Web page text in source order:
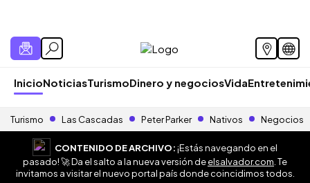
InicioNoticiasTurismoDinero y negociosVida
Turismo Las Cascadas Peter Parker Nativos Negocios
CONTENIDO DE ARCHIVO:¡Estás navegando en el
pasado! 🚀 Da el salto a la nueva versión deelsalvador.com . Te
invitamos a visitar el nuevo portal país donde coincidimos todos.